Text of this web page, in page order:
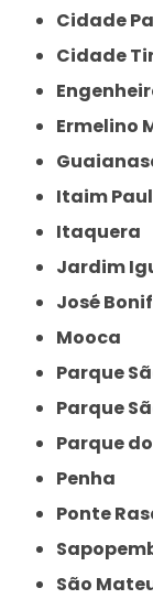
Cidade
Cidade
Ermelino
Itaim
Itaquera
Jardim
José
Mooca
Parque
Parque
Parque
Penha
Ponte
São